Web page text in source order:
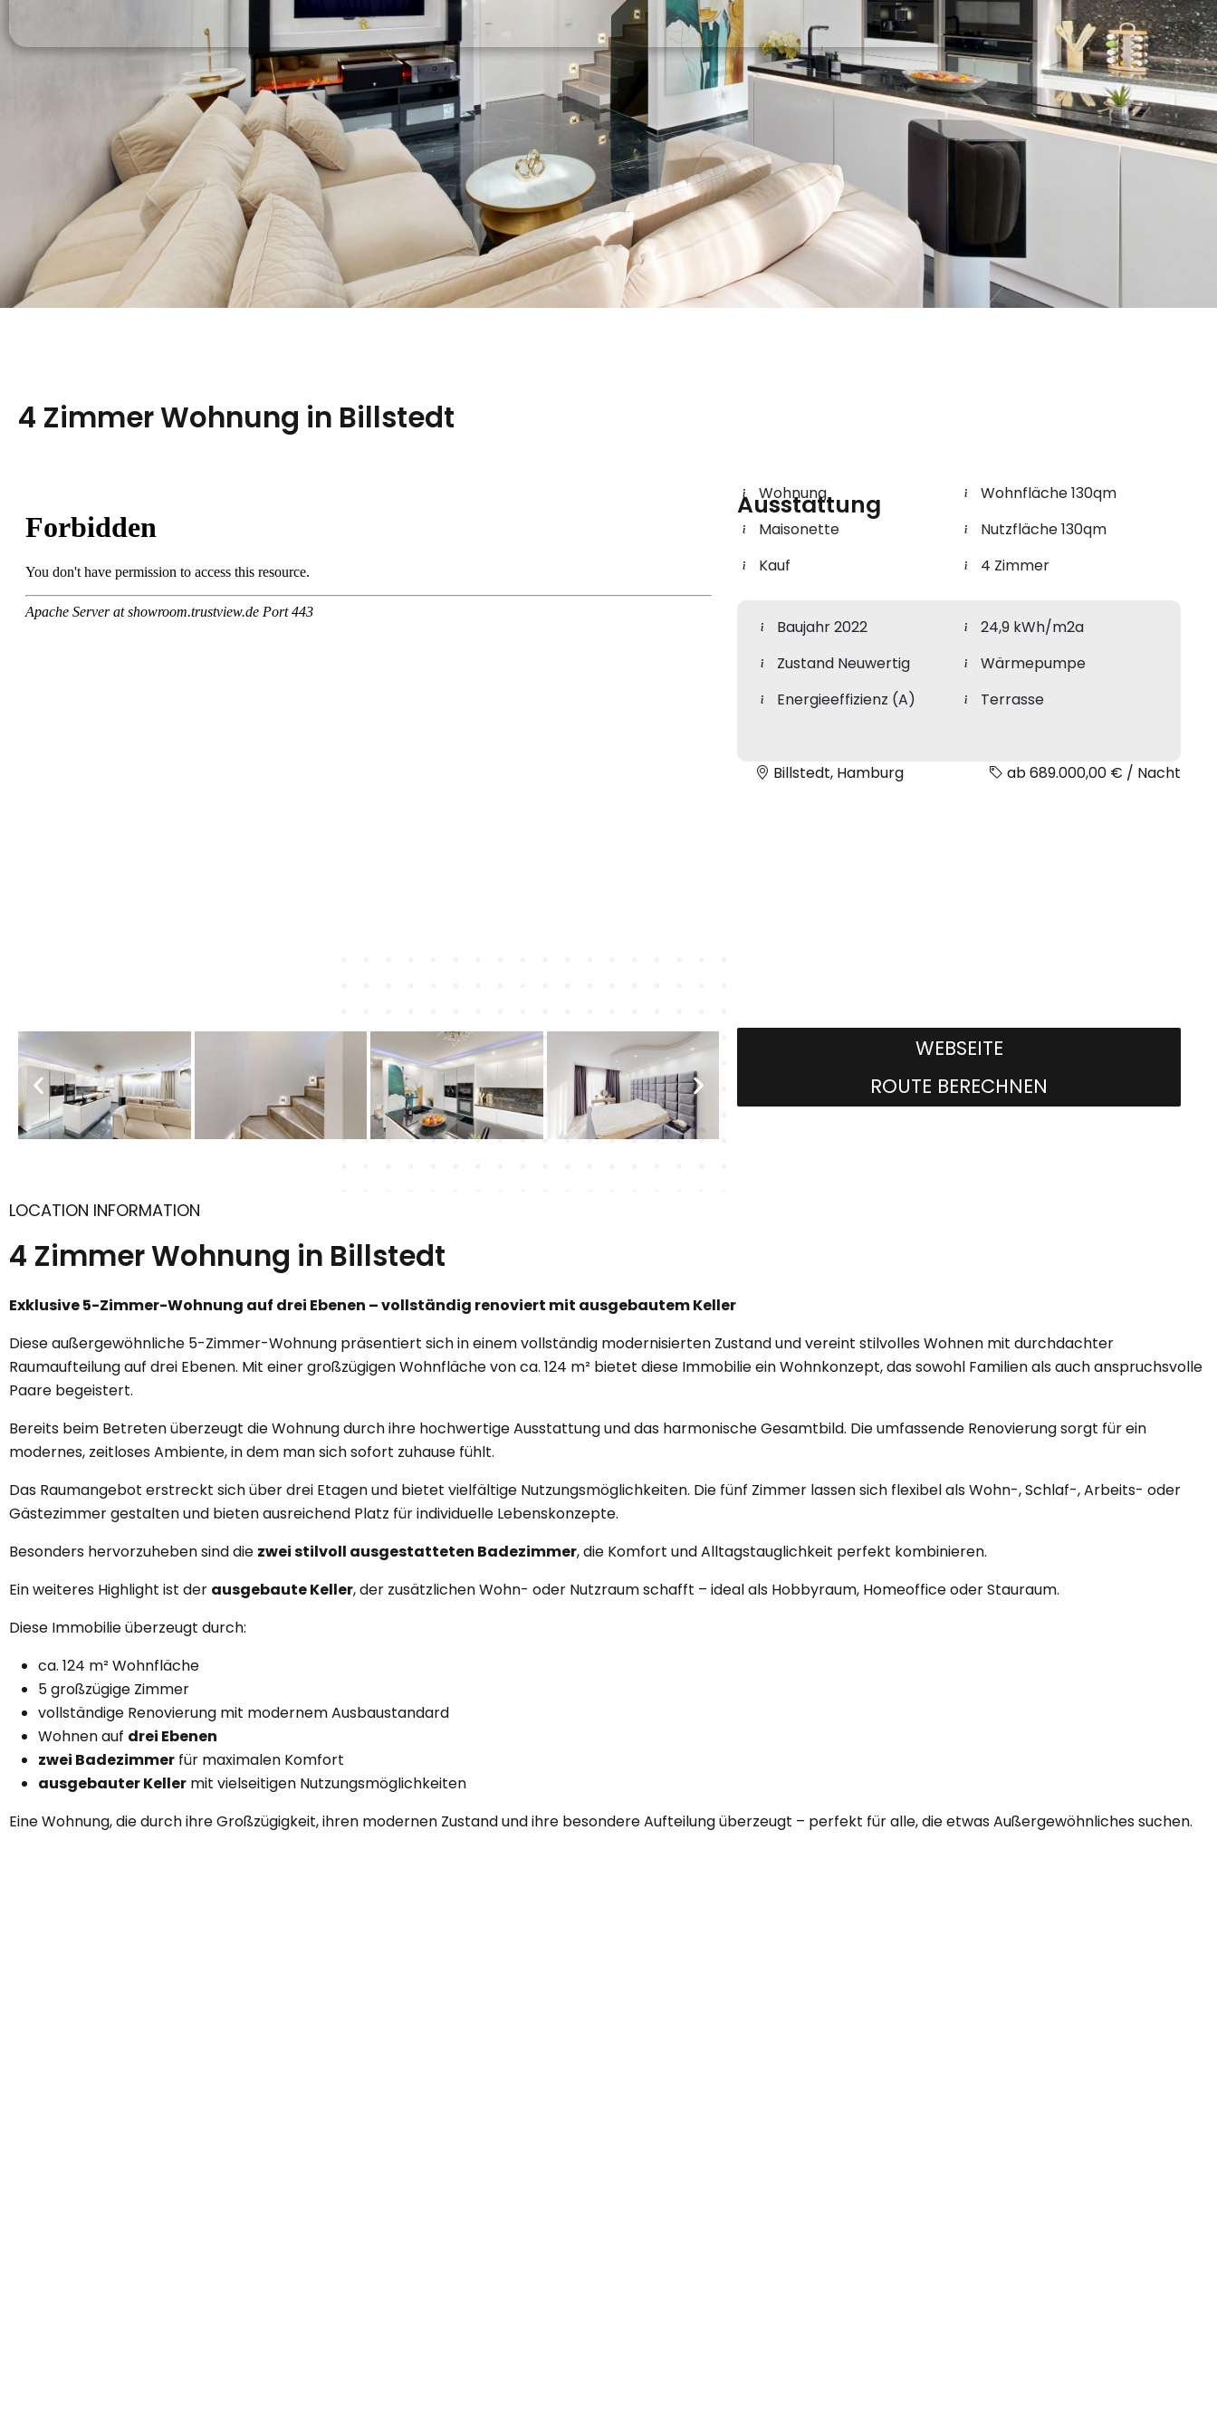
4 Zimmer Wohnung in Billstedt
Ausstattung
Wohnung
Maisonette
Kauf
Wohnfläche 130qm
Nutzfläche 130qm
4 Zimmer
Baujahr 2022
Zustand Neuwertig
Energieeffizienz (A)
24,9 kWh/m2a
Wärmepumpe
Terrasse
Billstedt, Hamburg ab 689.000,00 € / Nacht
WEBSEITE
ROUTE BERECHNEN
LOCATION INFORMATION
4 Zimmer Wohnung in Billstedt
Exklusive 5-Zimmer-Wohnung auf drei Ebenen – vollständig renoviert mit ausgebautem Keller
Diese außergewöhnliche 5-Zimmer-Wohnung präsentiert sich in einem vollständig modernisierten Zustand und vereint stilvolles Wohnen mit durchdachter
Raumaufteilung auf drei Ebenen. Mit einer großzügigen Wohnfläche von ca. 124 m² bietet diese Immobilie ein Wohnkonzept, das sowohl Familien als auch anspruchsvolle
Paare begeistert.
Bereits beim Betreten überzeugt die Wohnung durch ihre hochwertige Ausstattung und das harmonische Gesamtbild. Die umfassende Renovierung sorgt für ein
modernes, zeitloses Ambiente, in dem man sich sofort zuhause fühlt.
Das Raumangebot erstreckt sich über drei Etagen und bietet vielfältige Nutzungsmöglichkeiten. Die fünf Zimmer lassen sich flexibel als Wohn-, Schlaf-, Arbeits- oder
Gästezimmer gestalten und bieten ausreichend Platz für individuelle Lebenskonzepte.
Besonders hervorzuheben sind die zwei stilvoll ausgestatteten Badezimmer, die Komfort und Alltagstauglichkeit perfekt kombinieren.
Ein weiteres Highlight ist der ausgebaute Keller, der zusätzlichen Wohn- oder Nutzraum schafft – ideal als Hobbyraum, Homeoffice oder Stauraum.
Diese Immobilie überzeugt durch:
ca. 124 m² Wohnfläche
5 großzügige Zimmer
vollständige Renovierung mit modernem Ausbaustandard
Wohnen auf drei Ebenen
zwei Badezimmer für maximalen Komfort
ausgebauter Keller mit vielseitigen Nutzungsmöglichkeiten
Eine Wohnung, die durch ihre Großzügigkeit, ihren modernen Zustand und ihre besondere Aufteilung überzeugt – perfekt für alle, die etwas Außergewöhnliches suchen.